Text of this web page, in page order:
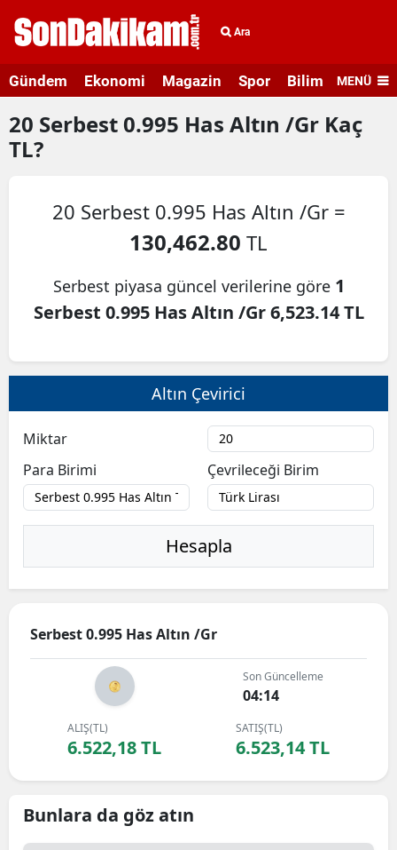
Ara
Gündem Ekonomi Magazin Spor Bilim veMENÜ
20 Serbest 0.995 Has Altın /Gr Kaç
TL?
20 Serbest 0.995 Has Altın /Gr =
130,462.80 TL
Serbest piyasa güncel verilerine göre 1
Serbest 0.995 Has Altın /Gr 6,523.14 TL
Altın Çevirici
Miktar
Para Birimi
Çevrileceği Birim
Hesapla
Serbest 0.995 Has Altın /Gr
Son Güncelleme
04:14
ALIŞ(TL)
6.522,18 TL
SATIŞ(TL)
6.523,14 TL
Bunlara da göz atın